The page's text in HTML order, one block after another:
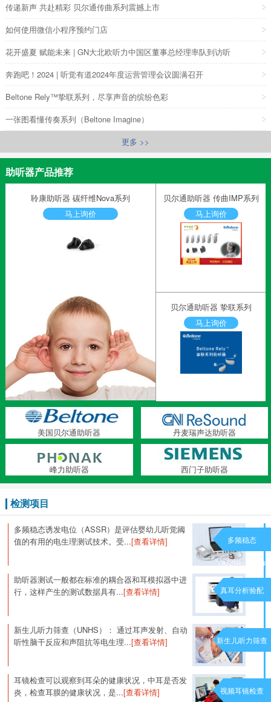
传递新声 共赴精彩 贝尔通传曲系列震撼上市
如何使用微信小程序预约门店
花开盛夏 赋能未来 | GN大北欧听力中国区董事总经理率队到访听
奔跑吧！2024 | 听觉有道2024年度运营管理会议圆满召开
Beltone Rely™挚联系列，尽享声音的缤纷色彩
一张图看懂传奏系列（Beltone Imagine）
更多 >>
助听器产品推荐
聆康助听器 碳纤维Nova系列
马上询价
贝尔通助听器 传曲IMP系列
马上询价
贝尔通助听器 挚联系列
马上询价
美国贝尔通助听器 丹麦瑞声达助听器
峰力助听器 西门子助听器
检测项目
多频稳态诱发电位（ASSR）是评估婴幼儿听觉阈
值的有用的电生理测试技术。受...[查看详情] 多频稳态
（ASSR）诱发电
位
助听器测试一般都在标准的耦合器和耳模拟器中进
行，这样产生的测试数据具有...[查看详情] 真耳分析验配
新生儿听力筛查（UNHS）： 通过耳声发射、自动
听性脑干反应和声阻抗等电生理...[查看详情] 新生儿听力筛查
耳镜检查可以观察到耳朵的健康状况，中耳是否发
炎，检查耳膜的健康状况，是...[查看详情] 视频耳镜检查